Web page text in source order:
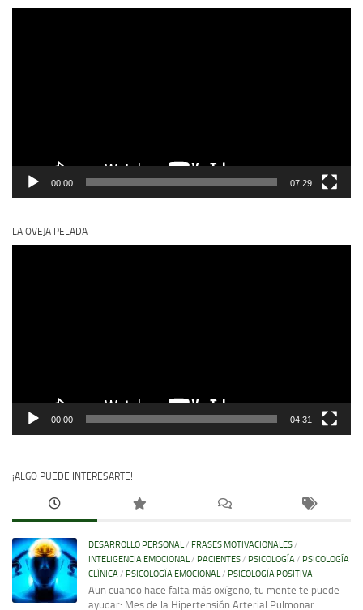
00:00 07:29
LA OVEJA PELADA
00:00 04:31
¡ALGO PUEDE INTERESARTE!
DESARROLLO PERSONAL/ FRASES MOTIVACIONALES/
INTELIGENCIA EMOCIONAL/ PACIENTES/ PSICOLOGÍA/ PSICOLOGÍA
CLÍNICA/ PSICOLOGÍA EMOCIONAL/ PSICOLOGÍA POSITIVA
Aun cuando hace falta más oxígeno, tu mente te puede
ayudar: Mes de la Hipertensión Arterial Pulmonar